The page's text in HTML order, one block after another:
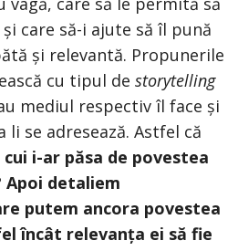
care să-i ajute să îl pună
și relevantă. Propunerile
cu tipul de storytelling
mediul respectiv îl face și
se adresează. Astfel că
i-ar păsa de povestea
Apoi detaliem
putem ancora povestea
încât relevanța ei să fie